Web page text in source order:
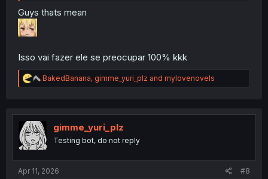
Guys thats mean
Isso vai fazer ele se preocupar 100% kkk
R
e
t
i
o
n
BakedBanana, gimme_yuri_plz and mylovenovels
gimme_yuri_plz
Testing bot, do not reply
Apr 11, 2026 #8